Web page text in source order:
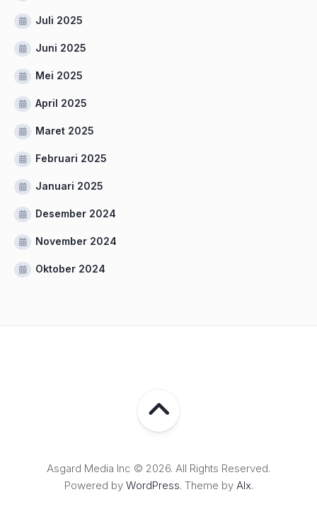
Juli 2025
Juni 2025
Mei 2025
April 2025
Maret 2025
Februari 2025
Januari 2025
Desember 2024
November 2024
Oktober 2024
Asgard Media Inc © 2026. All Rights Reserved.
Powered by WordPress. Theme by Alx.